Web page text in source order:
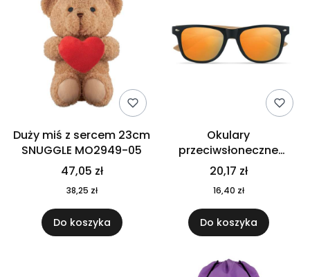
Duży miś z sercem 23cm
SNUGGLE MO2949-05
47,05 zł
38,25 zł
Do koszyka
Okulary
przeciwsłoneczne
CALIFORNIA TOUCH
MO9617-10
20,17 zł
16,40 zł
Do koszyka